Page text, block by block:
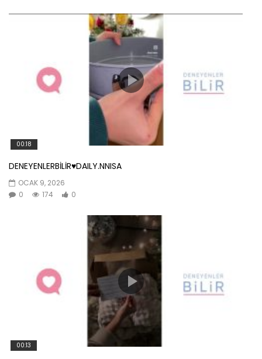
00:18
DENEYENLERBİLİR♥️DAILY.NNISA
OCAK 9, 2026
0
174 0
00:13